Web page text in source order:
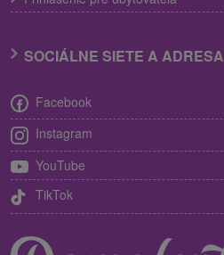
SOCIÁLNE SIETE A ADRESA
Facebook
Instagram
YouTube
TikTok